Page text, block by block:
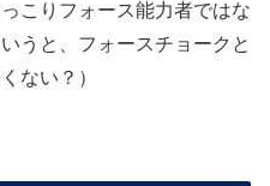
こりフォース能力者ではな
うと、フォースチョークと
ない？）